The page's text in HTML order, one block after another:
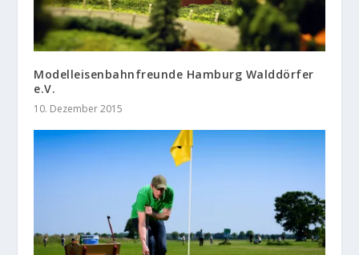
Modelleisenbahnfreunde Hamburg Walddörfer
e.V.
10. Dezember 2015